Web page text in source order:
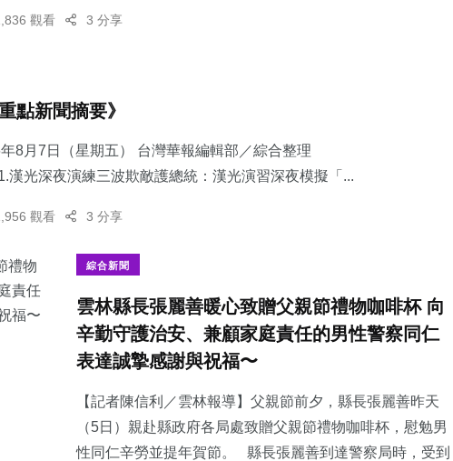
觀看 3 分享
點新聞摘要》
8月7日（星期五） 台灣華報編輯部／綜合整理
演練三波欺敵護總統：​漢光演習深夜模擬「...
觀看 3 分享
綜合新聞
雲林縣長張麗善暖心致贈父親節禮物咖啡杯 向
辛勤守護治安、兼顧家庭責任的男性警察同仁
表達誠摯感謝與祝福〜
【記者陳信利／雲林報導】父親節前夕，縣長張麗善昨天
（5日）親赴縣政府各局處致贈父親節禮物咖啡杯，慰勉男
性同仁辛勞並提年賀節。 縣長張麗善到達警察局時，受到